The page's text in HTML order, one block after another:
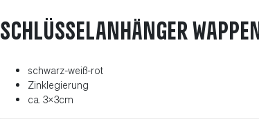
Schlüsselanhänger Wappen
schwarz-weiß-rot
Zinklegierung
ca. 3x3cm